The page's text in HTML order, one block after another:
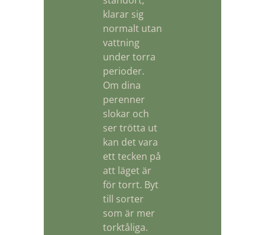
klarar sig
normalt utan
vattning
under torra
perioder.
Om dina
perenner
slokar och
ser trötta ut
kan det vara
ett tecken på
att läget är
för torrt. Byt
till sorter
som är mer
torktåliga.